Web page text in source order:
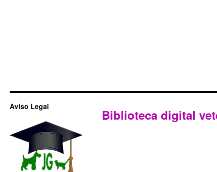
Aviso Legal
Biblioteca digital